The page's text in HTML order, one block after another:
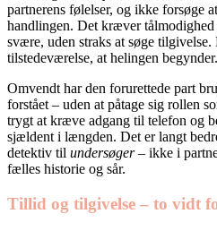
partnerens følelser, og ikke forsøge
handlingen. Det kræver
svære, uden straks at søge
tilstedeværelse, at helingen begynder.
Omvendt har den forurettede part
forstået – uden at påtage sig rollen
trygt at kræve adgang til telefon og
sjældent i længden. Det er langt
detektiv til undersøger– ikke i
fælles historie og sår.
Tillid og tilgivelse – to vidt